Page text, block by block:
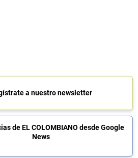
a nuestro newsletter
de EL COLOMBIANO desde Google
News